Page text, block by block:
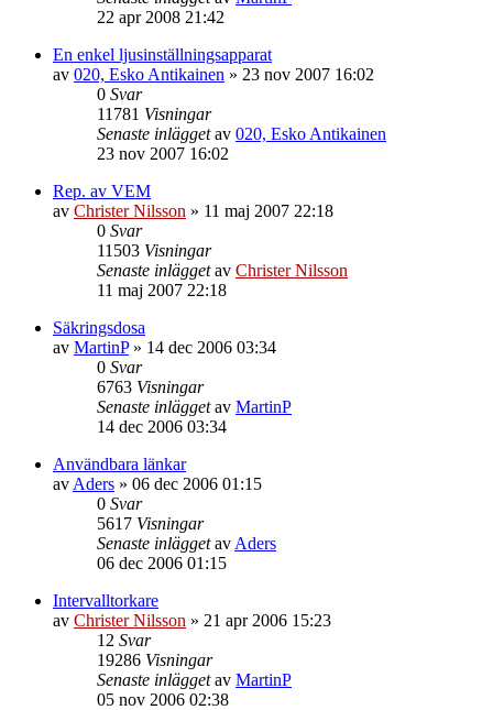
22 apr 2008 21:42
En enkel ljusinställningsapparat
av 020, Esko Antikainen » 23 nov 2007 16:02
0 Svar
11781 Visningar
Senaste inläggetav 020, Esko Antikainen
23 nov 2007 16:02
Rep. av VEM
av Christer Nilsson » 11 maj 2007 22:18
0 Svar
11503 Visningar
Senaste inläggetav Christer Nilsson
11 maj 2007 22:18
Säkringsdosa
av MartinP» 14 dec 2006 03:34
0 Svar
6763 Visningar
Senaste inläggetav MartinP
14 dec 2006 03:34
Användbara länkar
av Aders » 06 dec 2006 01:15
0 Svar
5617 Visningar
Senaste inläggetav Aders
06 dec 2006 01:15
Intervalltorkare
av Christer Nilsson » 21 apr 2006 15:23
12 Svar
19286 Visningar
Senaste inläggetav MartinP
05 nov 2006 02:38